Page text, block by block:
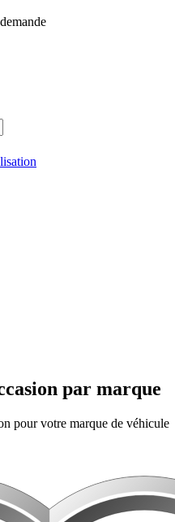
par marque
pour votre marque de véhicule